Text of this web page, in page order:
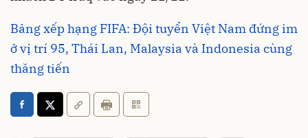
Bảng xếp hạng FIFA: Đội tuyển Việt Nam đứng im
ở vị trí 95, Thái Lan, Malaysia và Indonesia cùng
thăng tiến